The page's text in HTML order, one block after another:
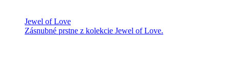
Jewel of Love
Zásnubné prstne z kolekcie Jewel of Love.